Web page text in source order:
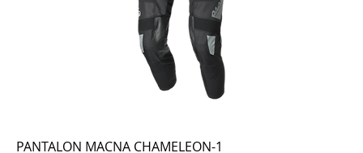
PANTALON MACNA CHAMELEON-1